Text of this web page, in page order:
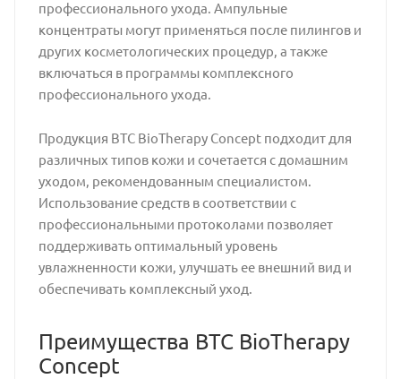
профессионального ухода. Ампульные
концентраты могут применяться после пилингов и
других косметологических процедур, а также
включаться в программы комплексного
профессионального ухода.
Продукция BTC BioTherapy Concept подходит для
различных типов кожи и сочетается с домашним
уходом, рекомендованным специалистом.
Использование средств в соответствии с
профессиональными протоколами позволяет
поддерживать оптимальный уровень
увлажненности кожи, улучшать ее внешний вид и
обеспечивать комплексный уход.
Преимущества BTC BioTherapy
Concept